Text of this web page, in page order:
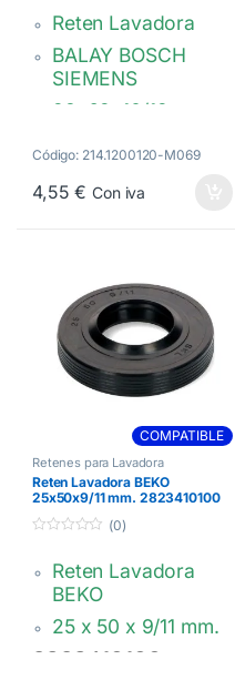
e
Reten Lavadora
BALAY BOSCH
SIEMENS
28x62x10/12 mm
Código: 214.1200120-M069
4,55€ Con iva
COMPATIBLE
Retenes para Lavadora
Reten Lavadora BEKO
25x50x9/11 mm. 2823410100
e
(0)
Reten Lavadora
BEKO
25 x 50 x 9/11 mm.
2823410100